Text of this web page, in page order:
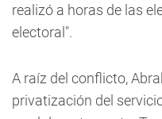
realizó a horas de las
electoral".
A raíz del conflicto,
privatización del